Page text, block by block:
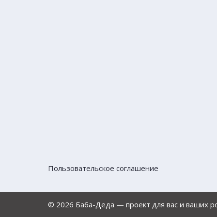
Пользовательское соглашение
© 2026 Баба-Деда — проект для вас и ваших